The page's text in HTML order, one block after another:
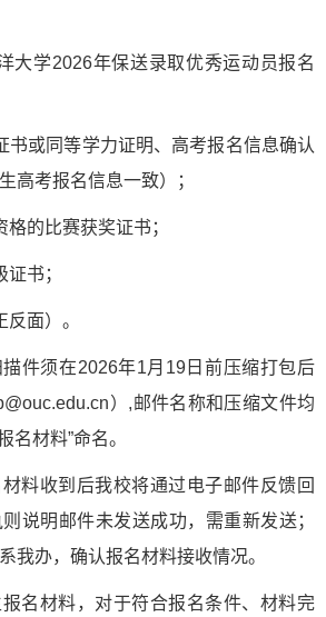
大学2026年保送录取优秀运动员报名
书或同等学力证明、高考报名信息确认
高考报名信息一致）；
格的比赛获奖证书；
证书；
反面）。
件须在2026年1月19日前压缩打包后
）,邮件名称和压缩文件均
名材料”命名。
料收到后我校将通过电子邮件反馈回
说明邮件未发送成功，需重新发送；
我办，确认报名材料接收情况。
名材料，对于符合报名条件、材料完